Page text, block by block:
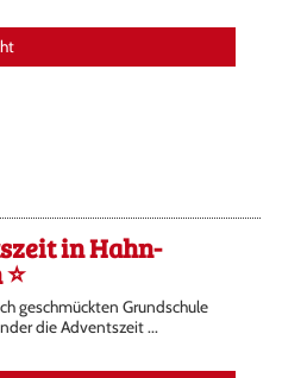
in Hahn-
geschmückten Grundschule
die Adventszeit ...